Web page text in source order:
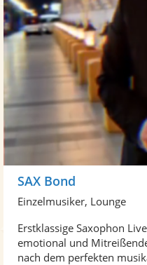
SAX Bond
Einzelmusiker, Lounge
Erstklassige Saxophon
emotional und
nach dem perfekten